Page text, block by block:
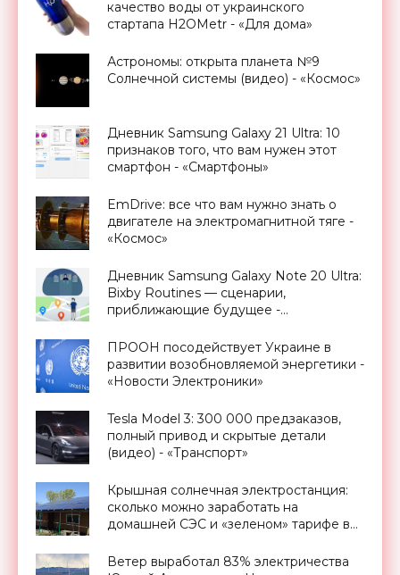
качество воды от украинского
стартапа H2OMetr - «Для дома»
Астрономы: открыта планета №9
Солнечной системы (видео) - «Космос»
Дневник Samsung Galaxy 21 Ultra: 10
признаков того, что вам нужен этот
смартфон - «Смартфоны»
EmDrive: все что вам нужно знать о
двигателе на электромагнитной тяге -
«Космос»
Дневник Samsung Galaxy Note 20 Ultra:
Bixby Routines — сценарии,
приближающие будущее -
ПРООН посодействует Украине в
развитии возобновляемой энергетики -
«Новости Электроники»
Tesla Model 3: 300 000 предзаказов,
полный привод и скрытые детали
(видео) - «Транспорт»
Крышная солнечная электростанция:
сколько можно заработать на
домашней СЭС и «зеленом» тарифе в
Ветер выработал 83% электричества